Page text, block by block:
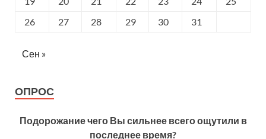
26
27 28 29 30 31
Сен »
ОПРОС
Подорожание чего Вы сильнее всего ощутили в
последнее время?